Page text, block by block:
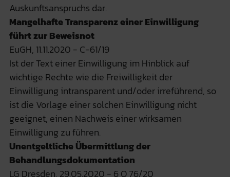
Auskunftsanspruchs dar.
Mangelhafte Transparenz einer Einwilligung
führt zur Beweisnot
EuGH, 11.11.2020 - C-61/19
Ist der Text einer Einwilligung im Hinblick auf
wichtige Rechte wie die Freiwilligkeit der
Einwilligung intransparent und/oder irreführend, so
ist die Vorlage einer solchen Einwilligung nicht
geeignet, einen Nachweis einer wirksamen
Einwilligung zu führen.
Unentgeltliche Übermittlung der
Behandlungsdokumentation
LG Dresden, 29.05.2020 - 6 O 76/20